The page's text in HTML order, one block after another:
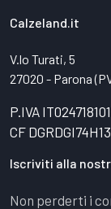
Calzeland.it
V.lo Turati, 5
27020 - Parona
P.IVA
CF
Iscriviti alla
Non perderti i